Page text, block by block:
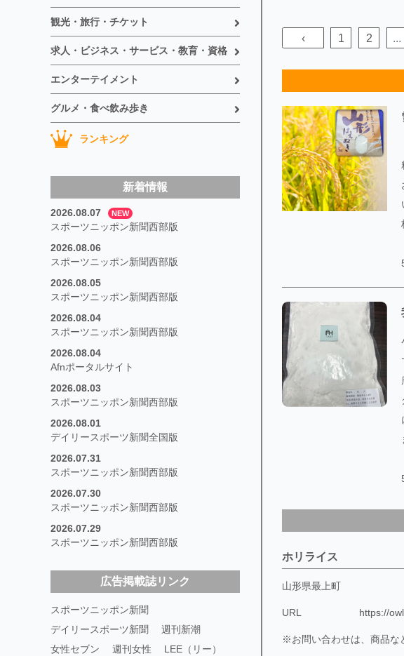
観光・旅行・チケット
求人・ビジネス・サービス・教育・資格
エンターテイメント
グルメ・食べ飲み歩き
ランキング
新着情報
2026.08.07 NEW
スポーツニッポン新聞西部版
2026.08.06
スポーツニッポン新聞西部版
2026.08.05
スポーツニッポン新聞西部版
2026.08.04
スポーツニッポン新聞西部版
2026.08.04
Afnポータルサイト
2026.08.03
スポーツニッポン新聞西部版
2026.08.01
デイリースポーツ新聞全国版
2026.07.31
スポーツニッポン新聞西部版
2026.07.30
スポーツニッポン新聞西部版
2026.07.29
スポーツニッポン新聞西部版
広告掲載誌リンク
スポーツニッポン新聞
デイリースポーツ新聞
週刊新潮
女性セブン
週刊女性
LEE（リー）
‹ 1 2 ...
ホリライス
山形県最上町
URL https://
※お問い合わせは、商品な